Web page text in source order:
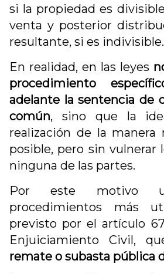
si la propiedad es
venta y posterior
resultante, si es indivisible.
En realidad, en las leyes
procedimiento
adelante la sentencia de
común, sino que la
realización de la manera
posible, pero sin vulnerar
ninguna de las partes.
Por este motivo
procedimientos más
previsto por el artículo
Enjuiciamiento Civil,
remate o subasta pública